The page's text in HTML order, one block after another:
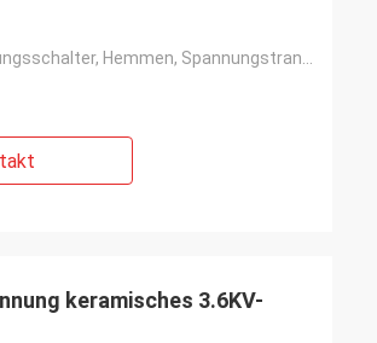
keramisches 3.6KV-